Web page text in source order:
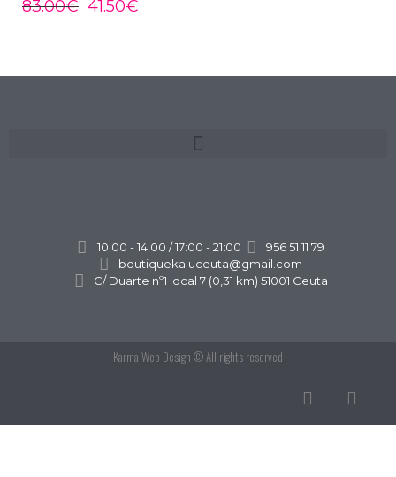
83.00€ 41.50€
10:00 - 14:00 / 17:00 - 21:00
956 51 11 79
boutiquekaluceuta@gmail.com
C/ Duarte nº1 local 7 (0,31 km) 51001 Ceuta
Karma Web Design © All rights reserved